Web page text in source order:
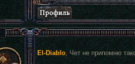
El-Diablo, Чет не припомню